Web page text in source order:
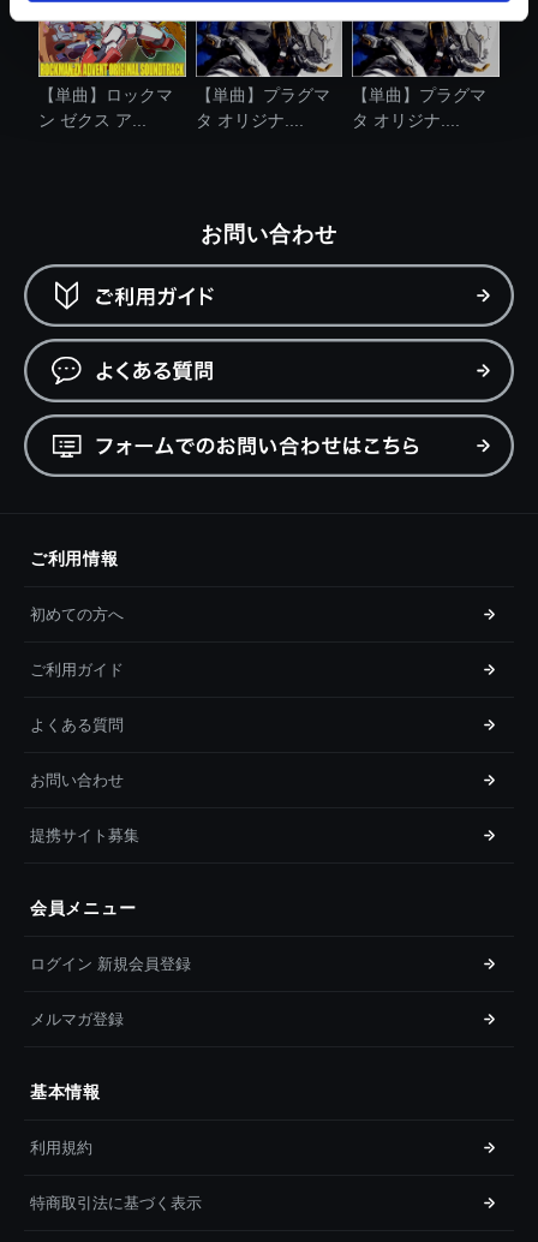
【単曲】ロックマ
ン ゼクス ア...
【単曲】プラグマ
タ オリジナ....
【単曲】プラグマ
タ オリジナ....
お問い合わせ
ご利用情報
初めての方へ
ご利用ガイド
よくある質問
お問い合わせ
提携サイト募集
会員メニュー
ログイン 新規会員登録
メルマガ登録
基本情報
利用規約
特商取引法に基づく表示